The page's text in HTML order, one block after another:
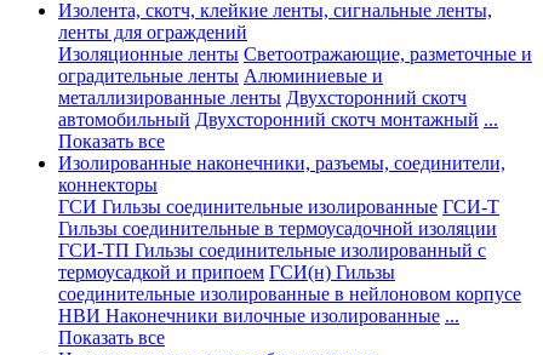
Изолента, скотч, клейкие ленты, сигнальные ленты,
ленты для ограждений
Изоляционные ленты Светоотражающие, разметочные и
оградительные ленты Алюминиевые и
металлизированные ленты Двухсторонний скотч
автомобильный Двухсторонний скотч монтажный ...
Показать все
Изолированные наконечники, разъемы, соединители,
коннекторы
ГСИ Гильзы соединительные изолированные ГСИ-Т
Гильзы соединительные в термоусадочной изоляции
ГСИ-ТП Гильзы соединительные изолированный с
термоусадкой и припоем ГСИ(н) Гильзы
соединительные изолированные в нейлоновом корпусе
НВИ Наконечники вилочные изолированные ...
Показать все